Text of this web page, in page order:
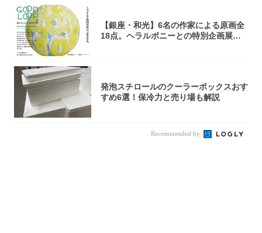
【銀座・和光】6名の作家による原画全
18点。ヘラルボニーとの特別企画展「G
発泡スチロールのクーラーボックスおす
すめ6選！保冷力と売り場も解説
Recommended by